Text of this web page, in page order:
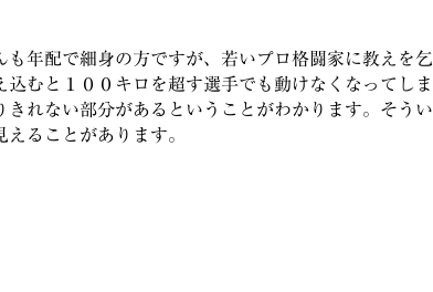
年配で細身の方ですが、若いプロ格闘家に教えを乞
むと１００キロを超す選手でも動けなくなってしま
れない部分があるということがわかります。そうい
ることがあります。